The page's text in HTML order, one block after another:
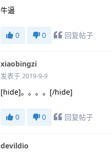
牛逼
0 0 回复帖子
xiaobingzi
发表于 2019-9-9
[hide]。。。。[/hide]
0 0 回复帖子
devildio